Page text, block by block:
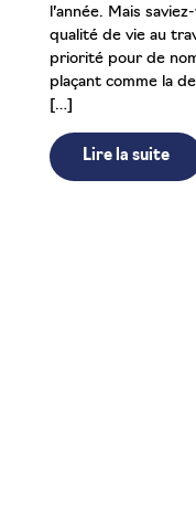
l’année. Mais
qualité de vie au
priorité pour de
plaçant comme la
[…]
Lire la suite